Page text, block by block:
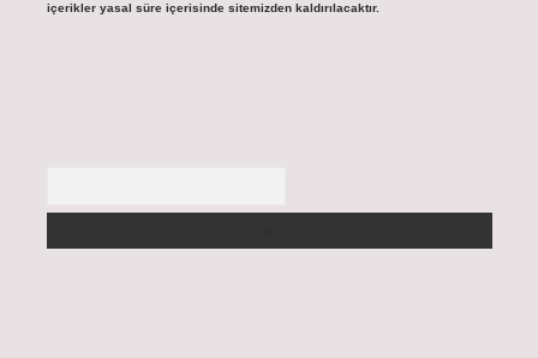
içerikler yasal süre içerisinde sitemizden kaldırılacaktır.